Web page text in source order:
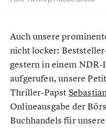
Auch unsere
nicht locker:
gestern in einem
aufgerufen, unsere
Thriller-Papst
Onlineausgabe der
Buchhandels für